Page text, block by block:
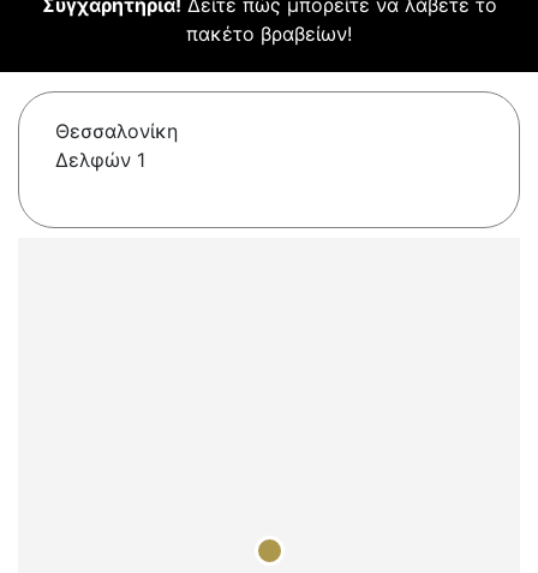
Συγχαρητήρια! Δείτε πώς μπορείτε να λάβετε το
πακέτο βραβείων!
Θεσσαλονίκη
Δελφών 1